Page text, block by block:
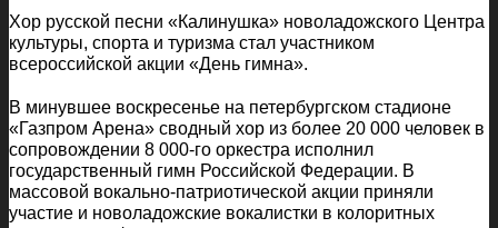
Хор русской песни «Калинушка» новоладожского Центра
культуры, спорта и туризма стал участником
всероссийской акции «День гимна».
В минувшее воскресенье на петербургском стадионе
«Газпром Арена» сводный хор из более 20 000 человек в
сопровождении 8 000-го оркестра исполнил
государственный гимн Российской Федерации. В
массовой вокально-патриотической акции приняли
участие и новоладожские вокалистки в колоритных